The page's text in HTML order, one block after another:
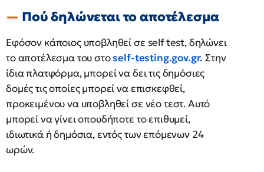
Πού δηλώνεται το αποτέλεσμα
Εφόσον κάποιος υποβληθεί σε self test, δηλώνει
το αποτέλεσμα του στοself-testing.gov.gr. Στην
ίδια πλατφόρμα, μπορεί να δει τις δημόσιες
δομές τις οποίες μπορεί να επισκεφθεί,
προκειμένου να υποβληθεί σε νέο τεστ. Αυτό
μπορεί να γίνει οπουδήποτε το επιθυμεί,
ιδιωτικά ή δημόσια, εντός των επόμενων 24
ωρών.